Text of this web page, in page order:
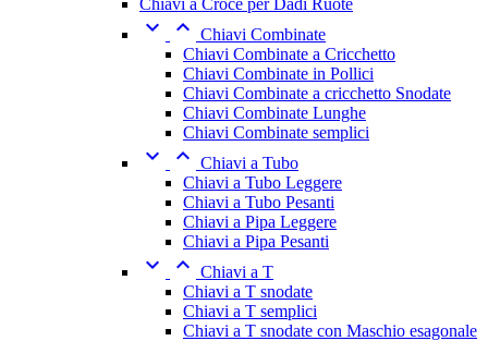
  Chiavi Combinate
Chiavi Combinate a Cricchetto
Chiavi Combinate in Pollici
Chiavi Combinate a cricchetto Snodate
Chiavi Combinate Lunghe
Chiavi Combinate semplici
  Chiavi a Tubo
Chiavi a Tubo Leggere
Chiavi a Tubo Pesanti
Chiavi a Pipa Leggere
Chiavi a Pipa Pesanti
  Chiavi a T
Chiavi a T snodate
Chiavi a T semplici
Chiavi a T snodate con Maschio esagonale